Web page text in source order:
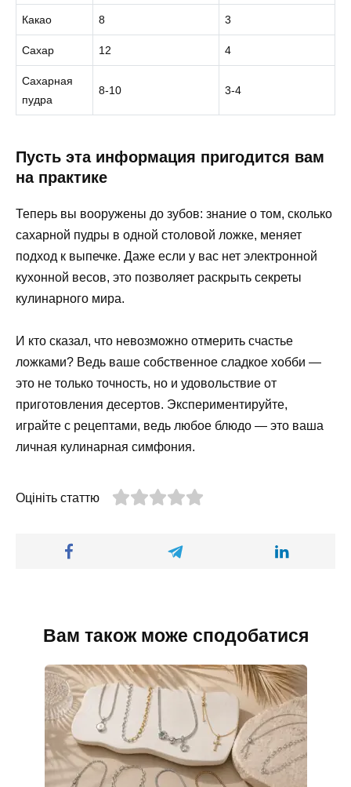
Какао 8 3
Сахар 12 4
Сахарная
пудра
8-10 3-4
Пусть эта информация пригодится вам
на практике
Теперь вы вооружены до зубов: знание о том, сколько
сахарной пудры в одной столовой ложке, меняет
подход к выпечке. Даже если у вас нет электронной
кухонной весов, это позволяет раскрыть секреты
кулинарного мира.
И кто сказал, что невозможно отмерить счастье
ложками? Ведь ваше собственное сладкое хобби —
это не только точность, но и удовольствие от
приготовления десертов. Экспериментируйте,
играйте с рецептами, ведь любое блюдо — это ваша
личная кулинарная симфония.
Оцініть статтю
Вам також може сподобатися